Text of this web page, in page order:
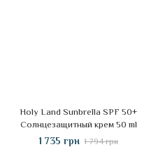
Holy Land Sunbrella SPF 50+
Солнцезащитный крем 50 ml
1 735 грн 1 794 грн